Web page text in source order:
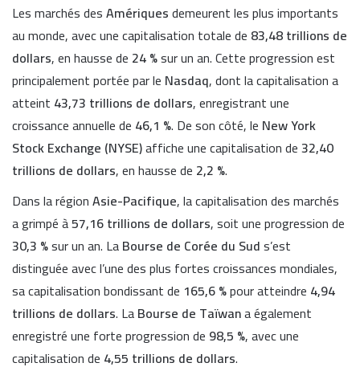
Les marchés desAmériquesdemeurent les plus importants
au monde, avec une capitalisation totale de 83,48 trillions de
dollars, en hausse de 24 %sur un an. Cette progression est
principalement portée par le Nasdaq, dont la capitalisation a
atteint 43,73 trillions de dollars, enregistrant une
croissance annuelle de 46,1 %. De son côté, le New York
Stock Exchange (NYSE)affiche une capitalisation de32,40
trillions de dollars, en hausse de 2,2 %.
Dans la régionAsie-Pacifique, la capitalisation des marchés
a grimpé à57,16 trillions de dollars, soit une progression de
30,3 %sur un an. LaBourse de Corée du Suds’est
distinguée avec l’une des plus fortes croissances mondiales,
sa capitalisation bondissant de 165,6 %pour atteindre 4,94
trillions de dollars. LaBourse de Taïwana également
enregistré une forte progression de 98,5 %, avec une
capitalisation de 4,55 trillions de dollars.